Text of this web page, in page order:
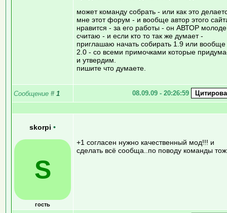
может команду собрать - или как это
мне этот форум - и вообще автор этого
нравится - за его работы - он АВТОР
считаю - и если кто то так же думает -
приглашаю начать собирать 1.9 или вообще
2.0 - со всеми примочками которые
и утвердим.
пишите что думаете.
Сообщение # 1 08.09.09 - 20:26:59
skorpi •
S
гость
+1 согласен нужно качественный мод!!! и
сделать всё сообща..по поводу команды